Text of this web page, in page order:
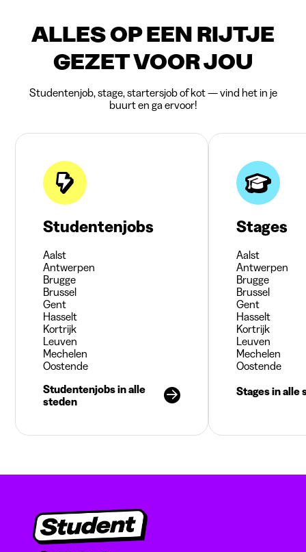
ALLES OP EEN RIJTJE
GEZET VOOR JOU
Studentenjob, stage, startersjob of kot — vind het in je
buurt en ga ervoor!
Studentenjobs
Aalst
Antwerpen
Brugge
Brussel
Gent
Hasselt
Kortrijk
Leuven
Mechelen
Oostende
Studentenjobs in alle
steden
Stages
Aalst
Antwerpen
Brugge
Brussel
Gent
Hasselt
Kortrijk
Leuven
Mechelen
Oostende
Stages in alle